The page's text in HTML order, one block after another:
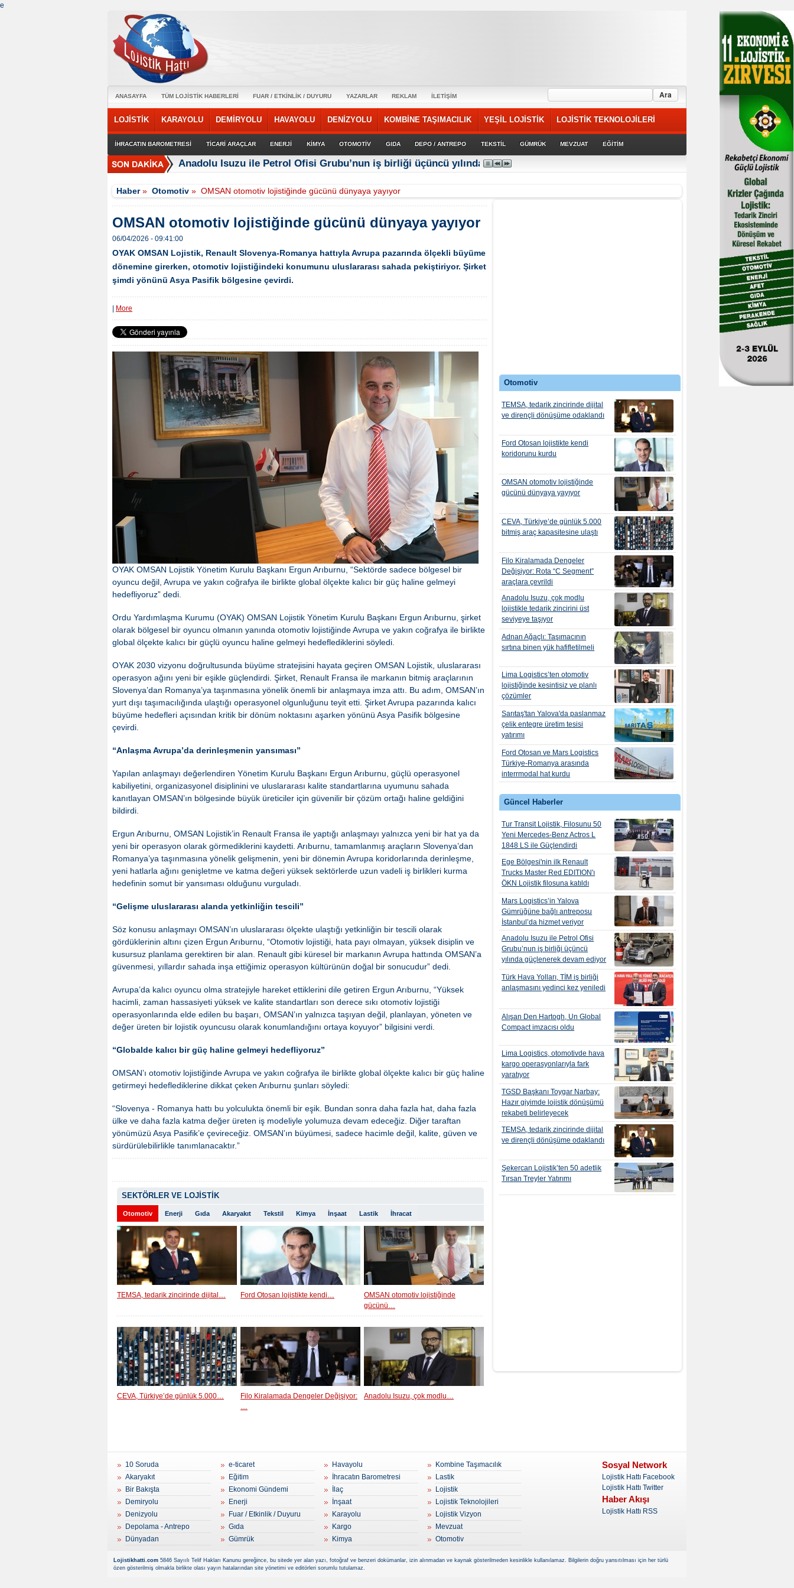
e
ANASAYFA TÜM LOJİSTİK HABERLERİ FUAR / ETKİNLİK / DUYURU YAZARLAR REKLAM İLETİŞİM
LOJİSTİK KARAYOLU DEMİRYOLU HAVAYOLU DENİZYOLU KOMBİNE TAŞIMACILIK YEŞİL LOJİSTİK LOJİSTİK TEKNOLOJİLERİ
İHRACATIN BAROMETRESİ TİCARİ ARAÇLAR ENERJİ KİMYA OTOMOTİV GIDA DEPO / ANTREPO TEKSTİL GÜMRÜK MEVZUAT EĞİTİM
Anadolu Isuzu ile Petrol Ofisi Grubu’nun iş birliği üçüncü yılında güçlenerek devam ediyor
Haber»Otomotiv »OMSAN otomotiv lojistiğinde gücünü dünyaya yayıyor
Otomotiv
TEMSA, tedarik zincirinde dijital
ve dirençli dönüşüme odaklandı
Ford Otosan lojistikte kendi
koridorunu kurdu
OMSAN otomotiv lojistiğinde
gücünü dünyaya yayıyor
CEVA, Türkiye’de günlük 5.000
bitmiş araç kapasitesine ulaştı
Filo Kiralamada Dengeler
Değişiyor: Rota “C Segment”
araçlara çevrildi
Anadolu Isuzu, çok modlu
lojistikle tedarik zincirini üst
seviyeye taşıyor
Adnan Ağaçlı: Taşımacının
sırtına binen yük hafifletilmeli
Lima Logistics’ten otomotiv
lojistiğinde kesintisiz ve planlı
çözümler
Sarıtaş'tan Yalova'da paslanmaz
çelik entegre üretim tesisi
yatırımı
Ford Otosan ve Mars Logistics
Türkiye-Romanya arasında
interrmodal hat kurdu
Güncel Haberler
Tur Transit Lojistik, Filosunu 50
Yeni Mercedes-Benz Actros L
1848 LS ile Güçlendirdi
Ege Bölgesi'nin ilk Renault
Trucks Master Red EDITION'ı
ÖKN Lojistik filosuna katıldı
Mars Logistics’in Yalova
Gümrüğüne bağlı antreposu
İstanbul’da hizmet veriyor
Anadolu Isuzu ile Petrol Ofisi
Grubu’nun iş birliği üçüncü
yılında güçlenerek devam ediyor
Türk Hava Yolları, TİM iş birliği
anlaşmasını yedinci kez yeniledi
Alışan Den Hartogh, Un Global
Compact imzacısı oldu
Lima Logistics, otomotivde hava
kargo operasyonlarıyla fark
yaratıyor
TGSD Başkanı Toygar Narbay:
Hazır giyimde lojistik dönüşümü
rekabeti belirleyecek
TEMSA, tedarik zincirinde dijital
ve dirençli dönüşüme odaklandı
Şekercan Lojistik’ten 50 adetlik
Tırsan Treyler Yatırımı
OMSAN otomotiv lojistiğinde gücünü dünyaya yayıyor
06/04/2026 - 09:41:00
OYAK OMSAN Lojistik, Renault Slovenya-Romanya hattıyla Avrupa pazarında ölçekli büyüme
dönemine girerken, otomotiv lojistiğindeki konumunu uluslararası sahada pekiştiriyor. Şirket
şimdi yönünü Asya Pasifik bölgesine çevirdi.
More
OYAK OMSAN Lojistik Yönetim Kurulu Başkanı Ergun Arıburnu, “Sektörde sadece bölgesel bir
oyuncu değil, Avrupa ve yakın coğrafya ile birlikte global ölçekte kalıcı bir güç haline gelmeyi
hedefliyoruz” dedi.
Ordu Yardımlaşma Kurumu (OYAK) OMSAN Lojistik Yönetim Kurulu Başkanı Ergun Arıburnu, şirket
olarak bölgesel bir oyuncu olmanın yanında otomotiv lojistiğinde Avrupa ve yakın coğrafya ile birlikte
global ölçekte kalıcı bir güçlü oyuncu haline gelmeyi hedeflediklerini söyledi.
OYAK 2030 vizyonu doğrultusunda büyüme stratejisini hayata geçiren OMSAN Lojistik, uluslararası
operasyon ağını yeni bir eşikle güçlendirdi. Şirket, Renault Fransa ile markanın bitmiş araçlarının
Slovenya’dan Romanya’ya taşınmasına yönelik önemli bir anlaşmaya imza attı. Bu adım, OMSAN’ın
yurt dışı taşımacılığında ulaştığı operasyonel olgunluğunu teyit etti. Şirket Avrupa pazarında kalıcı
büyüme hedefleri açısından kritik bir dönüm noktasını aşarken yönünü Asya Pasifik bölgesine
çevirdi.
“Anlaşma Avrupa’da derinleşmenin yansıması”
Yapılan anlaşmayı değerlendiren Yönetim Kurulu Başkanı Ergun Arıburnu, güçlü operasyonel
kabiliyetini, organizasyonel disiplinini ve uluslararası kalite standartlarına uyumunu sahada
kanıtlayan OMSAN’ın bölgesinde büyük üreticiler için güvenilir bir çözüm ortağı haline geldiğini
bildirdi.
Ergun Arıburnu, OMSAN Lojistik’in Renault Fransa ile yaptığı anlaşmayı yalnızca yeni bir hat ya da
yeni bir operasyon olarak görmediklerini kaydetti. Arıburnu, tamamlanmış araçların Slovenya’dan
Romanya’ya taşınmasına yönelik gelişmenin, yeni bir dönemin Avrupa koridorlarında derinleşme,
yeni hatlarla ağını genişletme ve katma değeri yüksek sektörlerde uzun vadeli iş birlikleri kurma
hedefinin somut bir yansıması olduğunu vurguladı.
“Gelişme uluslararası alanda yetkinliğin tescili”
Söz konusu anlaşmayı OMSAN’ın uluslararası ölçekte ulaştığı yetkinliğin bir tescili olarak
gördüklerinin altını çizen Ergun Arıburnu, “Otomotiv lojistiği, hata payı olmayan, yüksek disiplin ve
kusursuz planlama gerektiren bir alan. Renault gibi küresel bir markanın Avrupa hattında OMSAN’a
güvenmesi, yıllardır sahada inşa ettiğimiz operasyon kültürünün doğal bir sonucudur” dedi.
Avrupa’da kalıcı oyuncu olma stratejiyle hareket ettiklerini dile getiren Ergun Arıburnu, “Yüksek
hacimli, zaman hassasiyeti yüksek ve kalite standartları son derece sıkı otomotiv lojistiği
operasyonlarında elde edilen bu başarı, OMSAN’ın yalnızca taşıyan değil, planlayan, yöneten ve
değer üreten bir lojistik oyuncusu olarak konumlandığını ortaya koyuyor” bilgisini verdi.
“Globalde kalıcı bir güç haline gelmeyi hedefliyoruz”
OMSAN’ı otomotiv lojistiğinde Avrupa ve yakın coğrafya ile birlikte global ölçekte kalıcı bir güç haline
getirmeyi hedeflediklerine dikkat çeken Arıburnu şunları söyledi:
“Slovenya - Romanya hattı bu yolculukta önemli bir eşik. Bundan sonra daha fazla hat, daha fazla
ülke ve daha fazla katma değer üreten iş modeliyle yolumuza devam edeceğiz. Diğer taraftan
yönümüzü Asya Pasifik’e çevireceğiz. OMSAN’ın büyümesi, sadece hacimle değil, kalite, güven ve
sürdürülebilirlikle tanımlanacaktır.”
SEKTÖRLER VE LOJİSTİK
Otomotiv Enerji Gıda Akaryakıt Tekstil Kimya İnşaat Lastik İhracat
TEMSA, tedarik zincirinde dijital… Ford Otosan lojistikte kendi…
OMSAN otomotiv lojistiğinde
gücünü…
CEVA, Türkiye’de günlük 5.000…
Filo Kiralamada Dengeler Değişiyor:
…
Anadolu Isuzu, çok modlu…
10 Soruda
Akaryakıt
Bir Bakışta
Demiryolu
Denizyolu
Depolama - Antrepo
Dünyadan
e-ticaret
Eğitim
Ekonomi Gündemi
Enerji
Fuar / Etkinlik / Duyuru
Gıda
Gümrük
Havayolu
İhracatın Barometresi
İlaç
İnşaat
Karayolu
Kargo
Kimya
Kombine Taşımacılık
Lastik
Lojistik
Lojistik Teknolojileri
Lojistik Vizyon
Mevzuat
Otomotiv
Sosyal Network
Lojistik Hattı Facebook
Lojistik Hattı Twitter
Haber Akışı
Lojistik Hattı RSS
Lojistikhatti.com 5846 Sayıılı Telif Hakları Kanunu gereğince, bu sitede yer alan yazı, fotoğraf ve benzeri dokümanlar, izin alınmadan ve kaynak gösterilmeden kesinlikle kullanılamaz. Bilgilerin doğru yansıtılması için her türlü
özen gösterilmiş olmakla birlikte olası yayın hatalarından site yönetimi ve editörleri sorumlu tutulamaz.